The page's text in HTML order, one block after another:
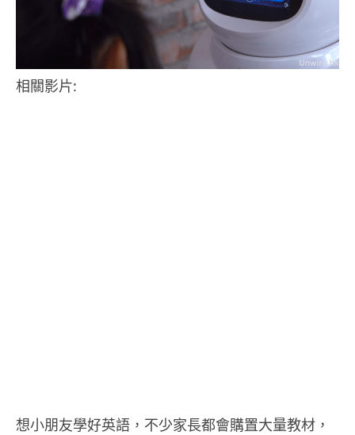
相關影片:
想小朋友學好英語，不少家長都會購置大量教材，